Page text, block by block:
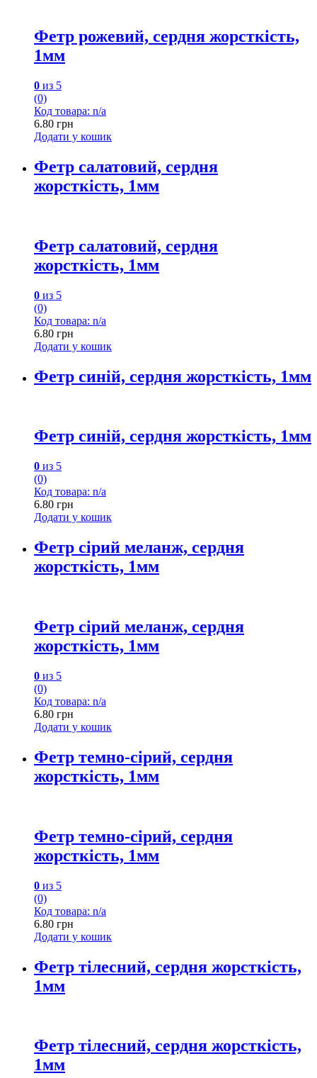
Фетр рожевий, сердня жорсткість,
1мм
0 из 5
(0)
Код товара: n/a
6.80 грн
Додати у кошик
Фетр салатовий, сердня
жорсткість, 1мм
Фетр салатовий, сердня
жорсткість, 1мм
0 из 5
(0)
Код товара: n/a
6.80 грн
Додати у кошик
Фетр синій, сердня жорсткість, 1мм
Фетр синій, сердня жорсткість, 1мм
0 из 5
(0)
Код товара: n/a
6.80 грн
Додати у кошик
Фетр сірий меланж, сердня
жорсткість, 1мм
Фетр сірий меланж, сердня
жорсткість, 1мм
0 из 5
(0)
Код товара: n/a
6.80 грн
Додати у кошик
Фетр темно-сірий, сердня
жорсткість, 1мм
Фетр темно-сірий, сердня
жорсткість, 1мм
0 из 5
(0)
Код товара: n/a
6.80 грн
Додати у кошик
Фетр тілесний, сердня жорсткість,
1мм
Фетр тілесний, сердня жорсткість,
1мм